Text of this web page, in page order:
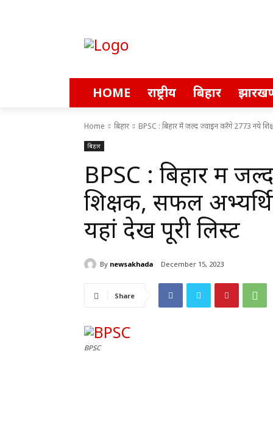
HOME राष्ट्रीय बिहार
Home बिहार BPSC : बिहार में जल्द ज्वाइन करेंगे 2773 नये
बिहार
BPSC : बिहार में
शिक्षक, सफल
यहां देखें पूरी लिस्ट
By newsakhada December 15, 2023
Share
BPSC